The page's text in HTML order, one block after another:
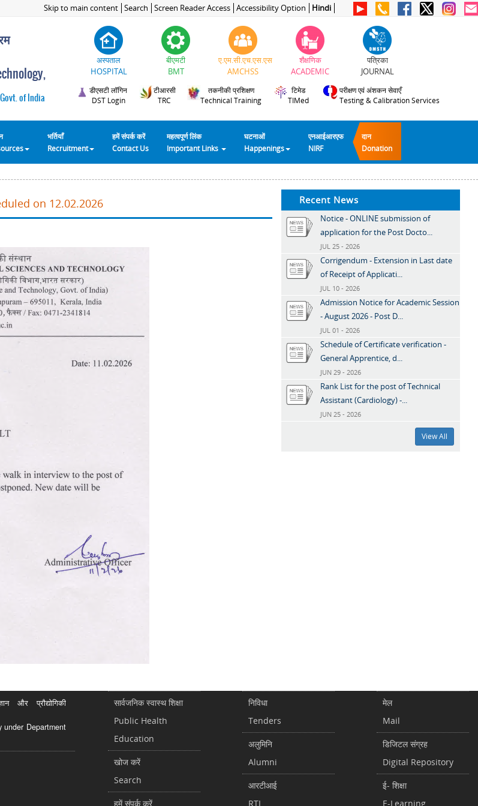
Skip to main content Search Screen Reader Access Accessibility Option Hindi
of India
अस्पताल
HOSPITAL
बीएमटी
BMT
ए.एम.सी.एच.एस.एस
AMCHSS
शैक्षणिक
ACADEMIC
पत्रिका
JOURNAL
डीएसटी लॉगिन
DST Login
टीआरसी
TRC
तकनीकी प्रशिक्षण
Technical Training
टिमेड
TIMed
परीक्षण एवं अंशकन सेवाएँ
Testing & Calibration Services
भर्तियाँ
Recruitment
हमें संपर्क करें
Contact Us
महत्वपूर्ण लिंक
Important Links
घटनाओं
Happenings
एनआईआरएफ
NIRF
दान
Donation
on 12.02.2026 Recent News
Notice - ONLINE submission of
application for the Post Docto...
JUL 25 - 2026
Corrigendum - Extension in Last date
of Receipt of Applicati...
JUL 10 - 2026
Admission Notice for Academic Session
- August 2026 - Post D...
JUL 01 - 2026
Schedule of Certificate verification -
General Apprentice, d...
JUN 29 - 2026
Rank List for the post of Technical
Assistant (Cardiology) -...
JUN 25 - 2026
View All
और प्रौद्योगिकी
Department
सार्वजनिक स्वास्थ शिक्षा
Public Health
Education
खोज करें
Search
हमें संपर्क करें
निविधा
Tenders
अलुमिनि
Alumni
आरटीआई
RTI
मेल
Mail
डिजिटल संग्रह
Digital Repository
ई- शिक्षा
E-Learning